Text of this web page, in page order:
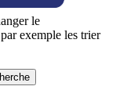
le
exemple les trier